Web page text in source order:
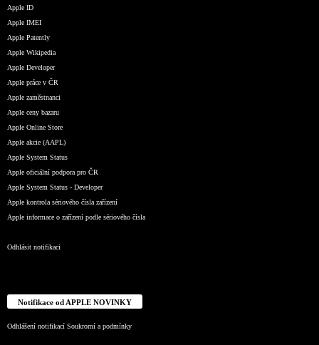
Apple ID
Apple IMEI
Apple Patently
Apple Wikipedia
Apple Developer
Apple práce v ČR
Apple zaměstnanci
Apple ceny bazaru
Apple Online Store
Apple akcie (AAPL)
Apple System Status
Apple oficiální podpora pro ČR
Apple System Status - Developer
Apple kontrola sériového čísla zařízení
Apple informace o zařízení podle sériového čísla
Odhlásit notifikaci
Notifikace od APPLE NOVINKY
Odhlášení notifikací Soukromí a podmínky